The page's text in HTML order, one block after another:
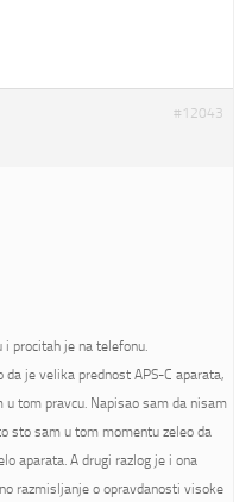
#12043
i procitah je na telefonu.
je velika prednost APS-C aparata,
u tom pravcu. Napisao sam da nisam
sto sam u tom momentu zeleo da
aparata. A drugi razlog je i ona
razmisljanje o opravdanosti visoke